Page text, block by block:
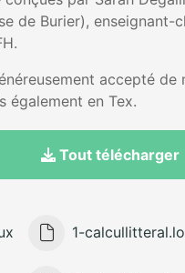
de Burier), enseignant-
accepté
également en Tex.
Tout télécharger
1-